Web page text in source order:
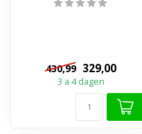
430,99 329,00
3 a 4 dagen